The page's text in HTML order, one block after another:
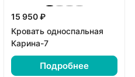
15 950 ₽
Кровать односпальная
Карина-7
Подробнее